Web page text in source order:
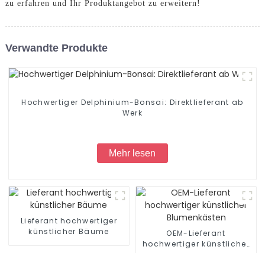
zu erfahren und Ihr Produktangebot zu erweitern!
Verwandte Produkte
Hochwertiger Delphinium-Bonsai: Direktlieferant ab
Werk
Mehr lesen
Lieferant hochwertiger
künstlicher Bäume
OEM-Lieferant
hochwertiger künstlicher